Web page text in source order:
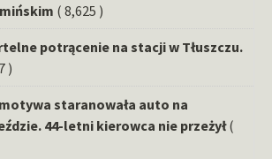
( 8,625 )
potrącenie na stacji w Tłuszczu.
)
staranowała auto na
44-letni kierowca nie przeżył (